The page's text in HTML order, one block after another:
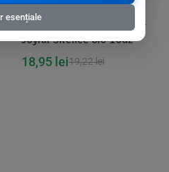
Ceai Shotimaa Elements -
Joyful Silence bio 16dz
19,22lei
18,95 lei
esențiale